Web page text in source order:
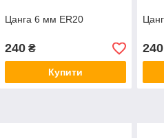
Цанга 6 мм ER20
240₴
Купити
240